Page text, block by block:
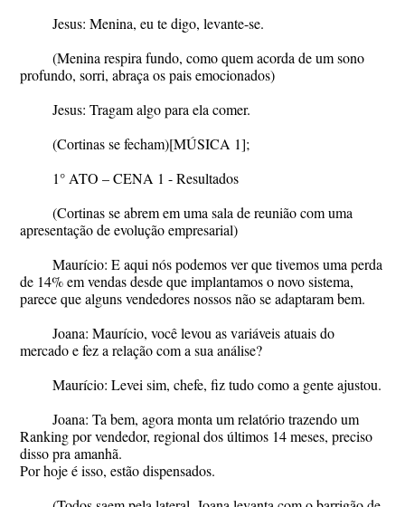
Jesus: Menina, eu te digo, levante-se.
(Menina respira fundo, como quem acorda de um sono
profundo, sorri, abraça os pais emocionados)
Jesus: Tragam algo para ela comer.
(Cortinas se fecham)[MÚSICA 1];
1° ATO – CENA 1 - Resultados
(Cortinas se abrem em uma sala de reunião com uma
apresentação de evolução empresarial)
Maurício: E aqui nós podemos ver que tivemos uma perda
de 14% em vendas desde que implantamos o novo sistema,
parece que alguns vendedores nossos não se adaptaram bem.
Joana: Maurício, você levou as variáveis atuais do
mercado e fez a relação com a sua análise?
Maurício: Levei sim, chefe, fiz tudo como a gente ajustou.
Joana: Ta bem, agora monta um relatório trazendo um
Ranking por vendedor, regional dos últimos 14 meses, preciso
disso pra amanhã.
Por hoje é isso, estão dispensados.